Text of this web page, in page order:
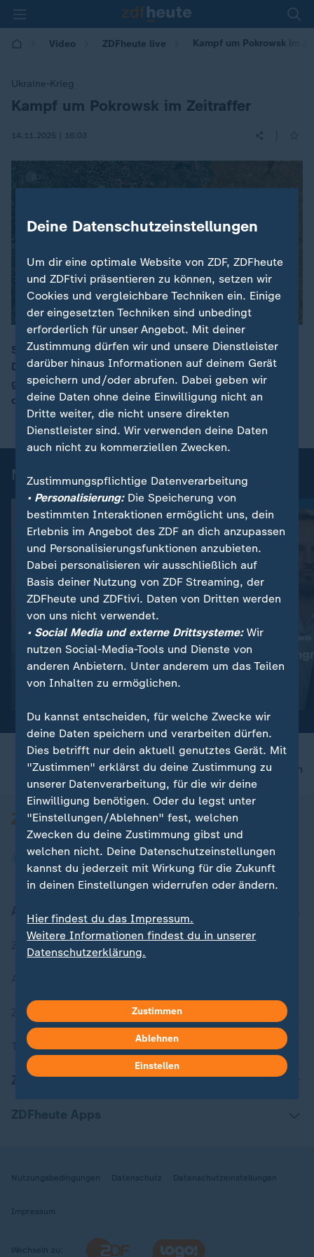
Video ZDFheute live Kampf um Pokrowsk im
Ukraine-Krieg
:Kampf um Pokrowsk im Zeitraffer
14.11.2025 | 16:03
Seit Monaten ist die Stadt Pokrowks in der Region
Donezk heftig umkämpft. Der russischen Armee ist es
gelungen, sie nach und nach einzukesseln und Teile
der Stadt einzunehmen.
Mehr aus ZDFheute live
Abwehr ballistischer Raketen:
"Das ist die Champions-
League der Technologie"
Ukraine trifft neue Ziele
"Deutlicher
Alltag"
nach oben
Aktuell bei ZDFheute
Zuletzt veröffentlicht
ZDFheute Stories
Themen im Überblick
ZDFheute Update
Nutzungsbedingungen Datenschutz Datenschutzeinstellungen
Impressum
Wechseln zu:
Deine Datenschutzeinstellungen
Um dir eine optimale Website von ZDF, ZDFheute
und ZDFtivi präsentieren zu können, setzen wir
Cookies und vergleichbare Techniken ein. Einige
der eingesetzten Techniken sind unbedingt
erforderlich für unser Angebot. Mit deiner
Zustimmung dürfen wir und unsere Dienstleister
darüber hinaus Informationen auf deinem Gerät
speichern und/oder abrufen. Dabei geben wir
deine Daten ohne deine Einwilligung nicht an
Dritte weiter, die nicht unsere direkten
Dienstleister sind. Wir verwenden deine Daten
auch nicht zu kommerziellen Zwecken.
Zustimmungspflichtige Datenverarbeitung
• Personalisierung:Die Speicherung von
bestimmten Interaktionen ermöglicht uns, dein
Erlebnis im Angebot des ZDF an dich anzupassen
und Personalisierungsfunktionen anzubieten.
Dabei personalisieren wir ausschließlich auf
Basis deiner Nutzung von ZDF Streaming, der
ZDFheute und ZDFtivi. Daten von Dritten werden
von uns nicht verwendet.
• Social Media und externe Drittsysteme:Wir
nutzen Social-Media-Tools und Dienste von
anderen Anbietern. Unter anderem um das Teilen
von Inhalten zu ermöglichen.
Du kannst entscheiden, für welche Zwecke wir
deine Daten speichern und verarbeiten dürfen.
Dies betrifft nur dein aktuell genutztes Gerät. Mit
"Zustimmen" erklärst du deine Zustimmung zu
unserer Datenverarbeitung, für die wir deine
Einwilligung benötigen. Oder du legst unter
"Einstellungen/Ablehnen" fest, welchen
Zwecken du deine Zustimmung gibst und
welchen nicht. Deine Datenschutzeinstellungen
kannst du jederzeit mit Wirkung für die Zukunft
in deinen Einstellungen widerrufen oder ändern.
Hier findest du das Impressum.
Weitere Informationen findest du in unserer
Datenschutzerklärung.
Zustimmen
Ablehnen
Einstellen